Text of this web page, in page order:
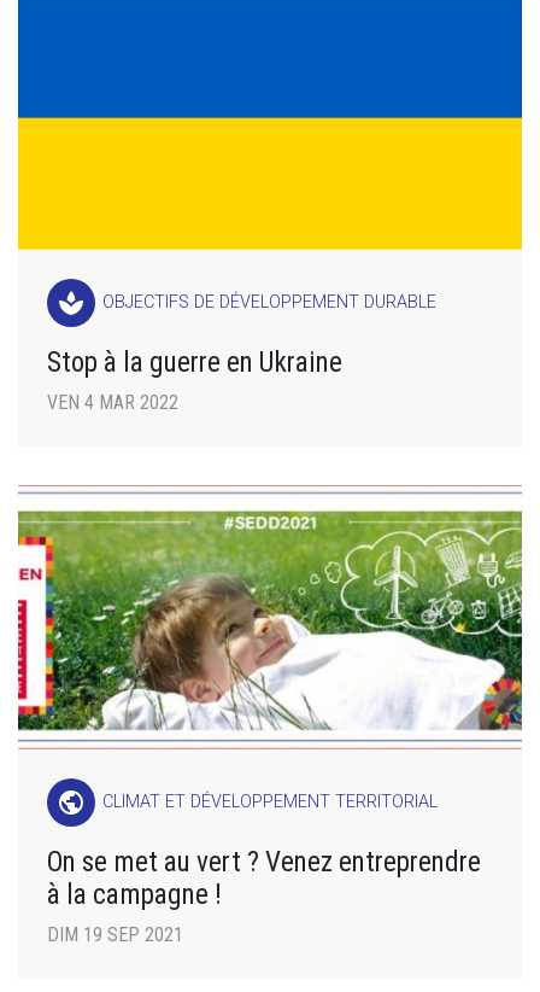
spa OBJECTIFS DE DÉVELOPPEMENT DURABLE
Stop à la guerre en Ukraine
VEN 4 MAR 2022
public CLIMAT ET DÉVELOPPEMENT TERRITORIAL
On se met au vert ? Venez entreprendre
à la campagne !
DIM 19 SEP 2021